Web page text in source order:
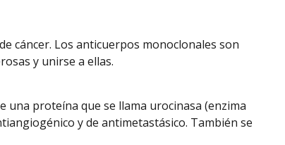
cáncer. Los anticuerpos monoclonales son
y unirse a ellas.
una proteína que se llama urocinasa (enzima
y de antimetastásico. También se